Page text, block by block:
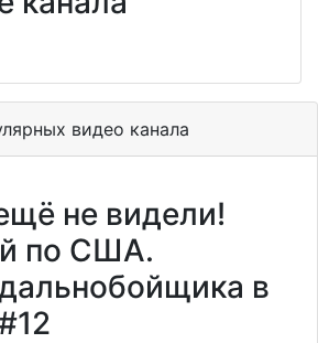
видео канала
не видели!
по США.
в